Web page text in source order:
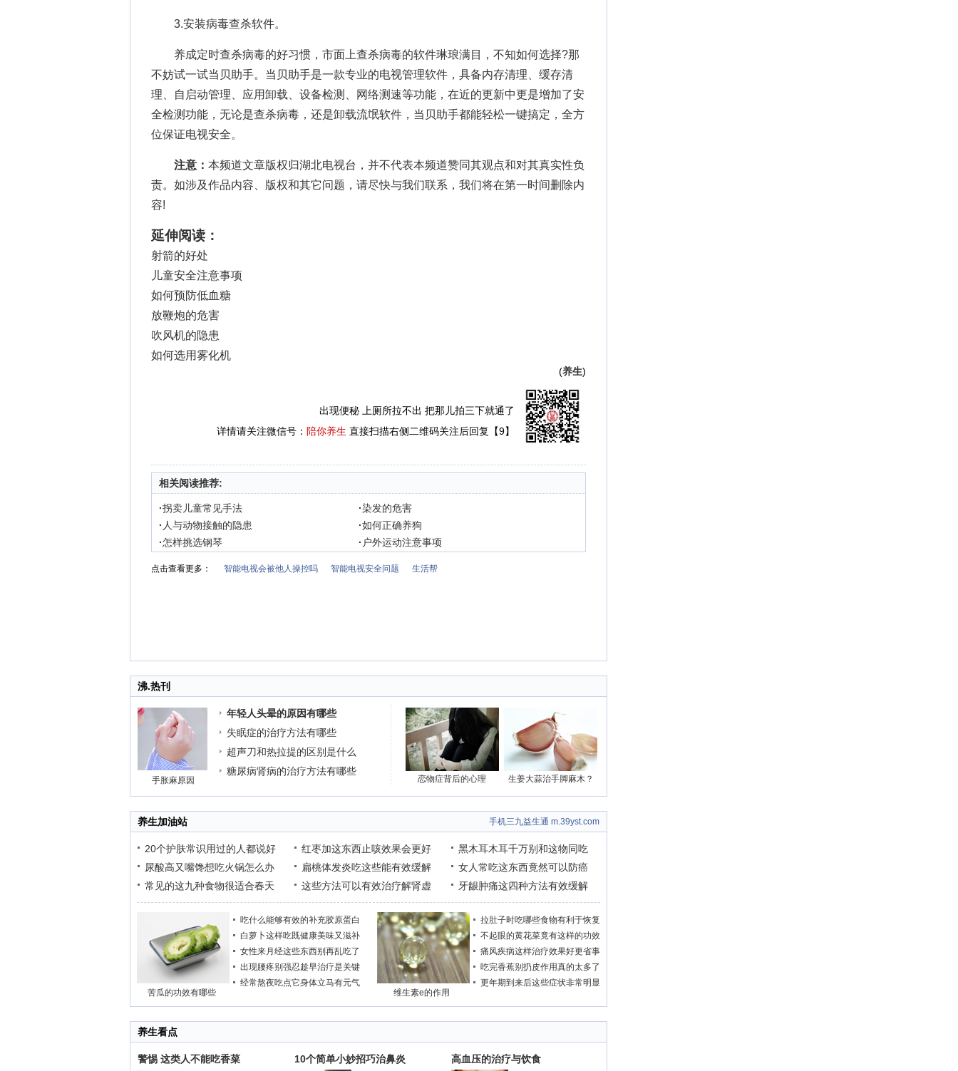
3.安装病毒查杀软件。
养成定时查杀病毒的好习惯，市面上查杀病毒的软件琳琅满目，不知如何选择?那
不妨试一试当贝助手。当贝助手是一款专业的电视管理软件，具备内存清理、缓存清
理、自启动管理、应用卸载、设备检测、网络测速等功能，在近的更新中更是增加了安
全检测功能，无论是查杀病毒，还是卸载流氓软件，当贝助手都能轻松一键搞定，全方
位保证电视安全。
注意： 本频道文章版权归湖北电视台，并不代表本频道赞同其观点和对其真实性负
责。如涉及作品内容、版权和其它问题，请尽快与我们联系，我们将在第一时间删除内
容!
延伸阅读：
射箭的好处
儿童安全注意事项
如何预防低血糖
放鞭炮的危害
吹风机的隐患
如何选用雾化机
(养生)
出现便秘 上厕所拉不出 把那儿拍三下就通了
详情请关注微信号： 陪你养生 直接扫描右侧二维码关注后回复【9】
相关阅读推荐:
·拐卖儿童常见手法 ·染发的危害
· 人与动物接触的隐患 ·如何正确养狗
·怎样挑选钢琴 · 户外运动注意事项
点击查看更多： 智能电视会被他人操控吗 智能电视安全问题 生活帮
沸.热刊
手胀麻原因
年轻人头晕的原因有哪些
失眠症的治疗方法有哪些
超声刀和热拉提的区别是什么
糖尿病肾病的治疗方法有哪些
恋物症背后的心理 生姜大蒜治手脚麻木？
养生加油站 手机三九益生通 m.39yst.com
20个护肤常识用过的人都说好
尿酸高又嘴馋想吃火锅怎么办
常见的这九种食物很适合春天
红枣加这东西止咳效果会更好
扁桃体发炎吃这些能有效缓解
这些方法可以有效治疗解肾虚
黑木耳木耳千万别和这物同吃
女人常吃这东西竟然可以防癌
牙龈肿痛这四种方法有效缓解
苦瓜的功效有哪些
吃什么能够有效的补充胶原蛋白
白萝卜这样吃既健康美味又滋补
女性来月经这些东西别再乱吃了
出现腰疼别强忍趁早治疗是关键
经常熬夜吃点它身体立马有元气
维生素e的作用
拉肚子时吃哪些食物有利于恢复
不起眼的黄花菜竟有这样的功效
痛风疾病这样治疗效果好更省事
吃完香蕉别扔皮作用真的太多了
更年期到来后这些症状非常明显
养生看点
警惕 这类人不能吃香菜 10个简单小妙招巧治鼻炎 高血压的治疗与饮食